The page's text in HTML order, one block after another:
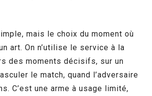
mais le choix du moment où
art. On n’utilise le service à la
des moments décisifs, sur un
le match, quand l’adversaire
C’est une arme à usage limité,